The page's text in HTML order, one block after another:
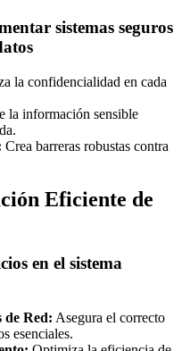
sistemas seguros
la confidencialidad en cada
la información sensible
Crea barreras robustas contra
Eficiente de
en el sistema
de Red: Asegura el correcto
esenciales.